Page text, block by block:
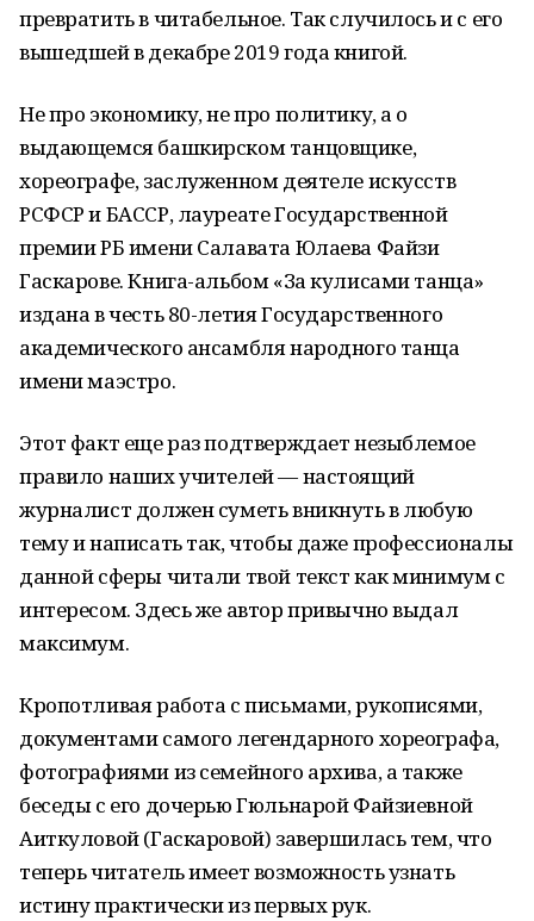
превратить в читабельное. Так случилось и с его
вышедшей в декабре 2019 года книгой.
Не про экономику, не про политику, а о
выдающемся башкирском танцовщике,
хореографе, заслуженном деятеле искусств
РСФСР и БАССР, лауреате Государственной
премии РБ имени Салавата Юлаева Файзи
Гаскарове. Книга-альбом «За кулисами танца»
издана в честь 80-летия Государственного
академического ансамбля народного танца
имени маэстро.
Этот факт еще раз подтверждает незыблемое
правило наших учителей — настоящий
журналист должен суметь вникнуть в любую
тему и написать так, чтобы даже профессионалы
данной сферы читали твой текст как минимум с
интересом. Здесь же автор привычно выдал
максимум.
Кропотливая работа с письмами, рукописями,
документами самого легендарного хореографа,
фотографиями из семейного архива, а также
беседы с его дочерью Гюльнарой Файзиевной
Аиткуловой (Гаскаровой) завершилась тем, что
теперь читатель имеет возможность узнать
истину практически из первых рук.